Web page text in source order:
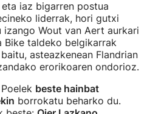
iaz bigarren postua
liderrak, hori gutxi
Wout van Aert aurkari
Bike taldeko belgikarrak
asteazkenean Flandrian
erorikoaren ondorioz.
beste hainbat
borrokatu beharko du.